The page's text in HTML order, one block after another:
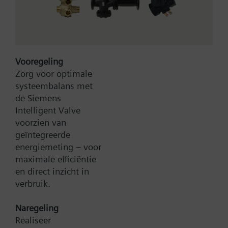
Type:
Artikel-Nr.:
Documenten
Vooregeling
Zorg voor optimale
systeembalans met
de Siemens
Intelligent Valve
voorzien van
geïntegreerde
energiemeting – voor
maximale efficiëntie
en direct inzicht in
verbruik.
Naregeling
Realiseer
Contact